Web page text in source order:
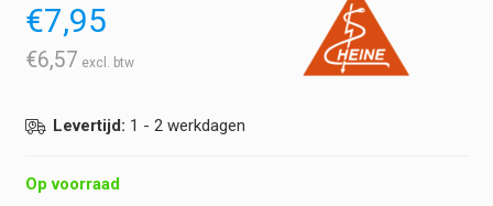
€7,95
€6,57
Levertijd: 1 - 2 werkdagen
Op voorraad